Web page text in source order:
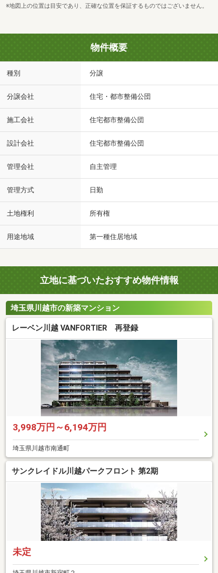
※地図上の位置は目安であり、正確な位置を保証するものではございません。
物件概要
種別 分譲
分譲会社 住宅・都市整備公団
施工会社 住宅都市整備公団
設計会社 住宅都市整備公団
管理会社 自主管理
管理方式 日勤
土地権利 所有権
用途地域 第一種住居地域
立地に基づいたおすすめ物件情報
埼玉県川越市の新築マンション
レーベン川越 VANFORTIER 再登録
3,998万円～6,194万円
埼玉県川越市南通町
サンクレイドル川越パークフロント 第2期
未定